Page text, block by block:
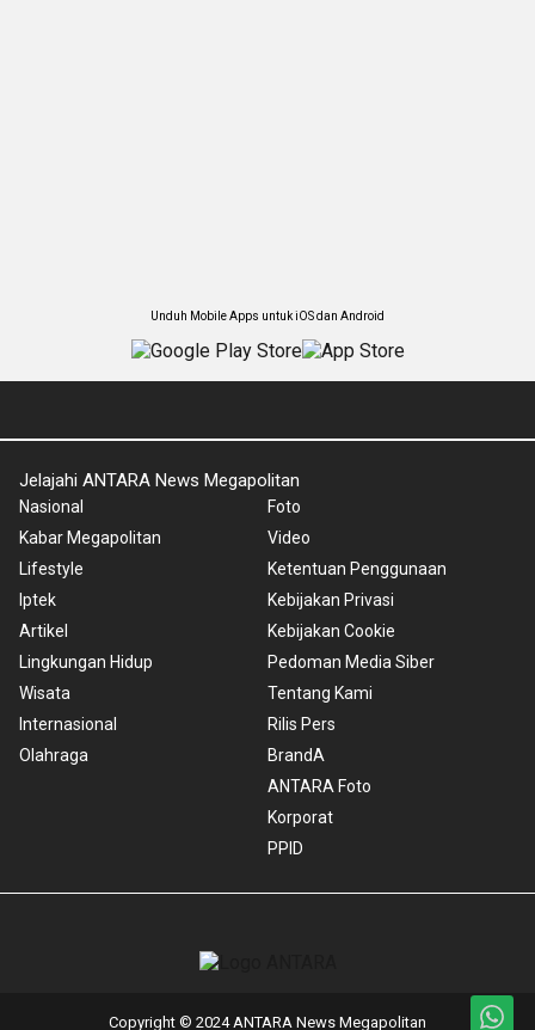
Unduh Mobile Apps untuk iOS dan Android
Jelajahi ANTARA News Megapolitan
Nasional
Kabar Megapolitan
Lifestyle
Iptek
Artikel
Lingkungan Hidup
Wisata
Internasional
Olahraga
Foto
Video
Ketentuan Penggunaan
Kebijakan Privasi
Kebijakan Cookie
Pedoman Media Siber
Tentang Kami
Rilis Pers
BrandA
ANTARA Foto
Korporat
PPID
Copyright © 2024 ANTARA News Megapolitan